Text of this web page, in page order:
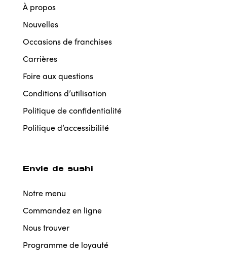
À propos
Nouvelles
Occasions de franchises
Carrières
Foire aux questions
Conditions d’utilisation
Politique de confidentialité
Politique d’accessibilité
Envie de sushi
Notre menu
Commandez en ligne
Nous trouver
Programme de loyauté